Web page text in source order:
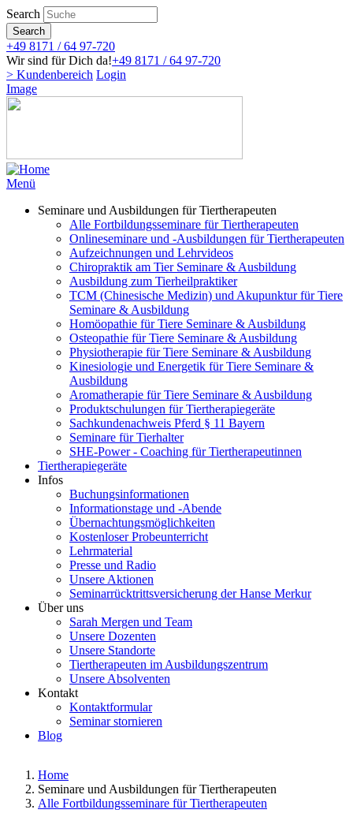
Direkt
zum
Inhalt
Search
Search
+49 8171 / 64 97-720
Wir sind für Dich da!+49 8171 / 64 97-720
> Kundenbereich Login
Image
Menü
Seminare und Ausbildungen für Tiertherapeuten
Alle Fortbildungsseminare für Tiertherapeuten
Onlineseminare und -Ausbildungen für Tiertherapeuten
Aufzeichnungen und Lehrvideos
Chiropraktik am Tier Seminare & Ausbildung
Ausbildung zum Tierheilpraktiker
TCM (Chinesische Medizin) und Akupunktur für Tiere
Seminare & Ausbildung
Homöopathie für Tiere Seminare & Ausbildung
Osteopathie für Tiere Seminare & Ausbildung
Physiotherapie für Tiere Seminare & Ausbildung
Kinesiologie und Energetik für Tiere Seminare &
Ausbildung
Aromatherapie für Tiere Seminare & Ausbildung
Produktschulungen für Tiertherapiegeräte
Sachkundenachweis Pferd § 11 Bayern
Seminare für Tierhalter
SHE-Power - Coaching für Tiertherapeutinnen
Tiertherapiegeräte
Infos
Buchungsinformationen
Informationstage und -Abende
Übernachtungsmöglichkeiten
Kostenloser Probeunterricht
Lehrmaterial
Presse und Radio
Unsere Aktionen
Seminarrücktrittsversicherung der Hanse Merkur
Über uns
Sarah Mergen und Team
Unsere Dozenten
Unsere Standorte
Tiertherapeuten im Ausbildungszentrum
Unsere Absolventen
Kontakt
Kontaktformular
Seminar stornieren
Blog
Home
Seminare und Ausbildungen für Tiertherapeuten
Alle Fortbildungsseminare für Tiertherapeuten